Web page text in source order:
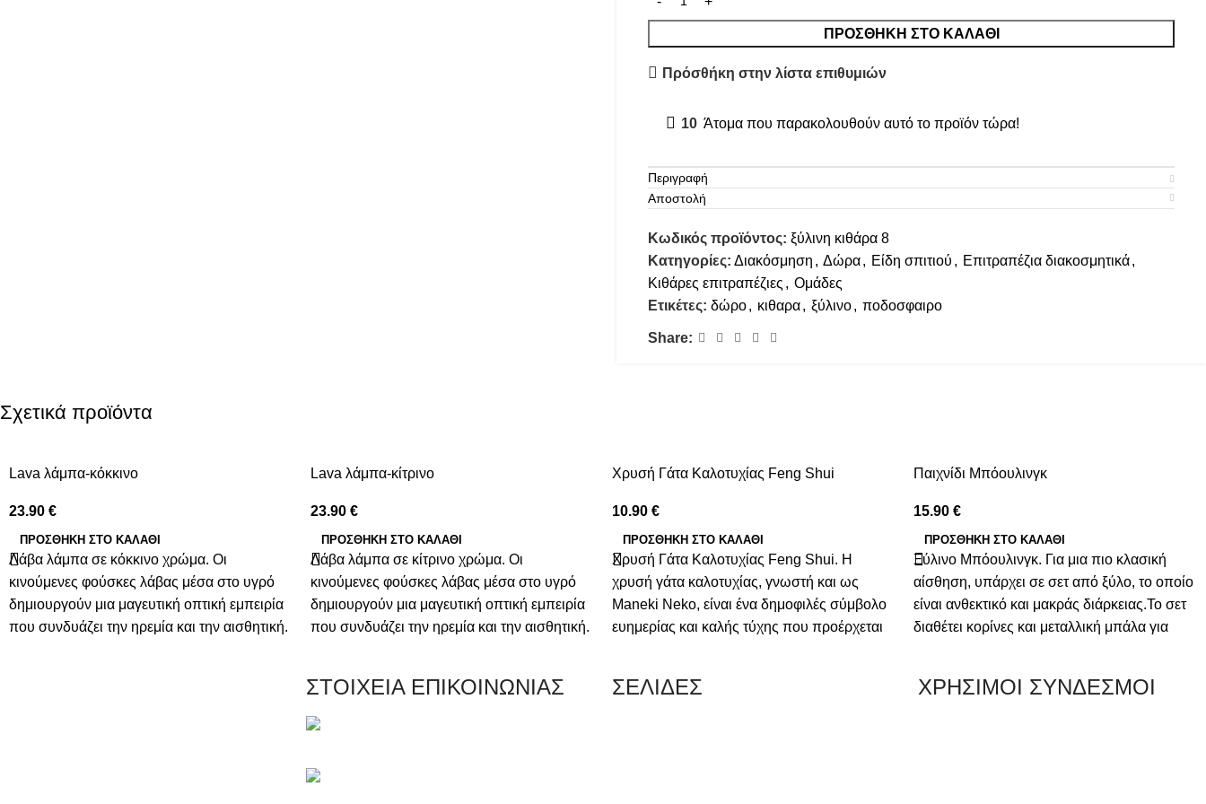
ΠΡΟΣΘΉΚΗ ΣΤΟ ΚΑΛΆΘΙ
Πρόσθήκη στην λίστα επιθυμιών
10 Άτομα που παρακολουθούν αυτό το προϊόν τώρα!
Περιγραφή
Αποστολή
Κωδικός προϊόντος: ξύλινη κιθάρα 8
Κατηγορίες: Διακόσμηση , Δώρα, Είδη σπιτιού , Επιτραπέζια διακοσμητικά,
Κιθάρες επιτραπέζιες , Ομάδες
Ετικέτες: δώρο, κιθαρα, ξύλινο, ποδοσφαιρο
Share:
Σχετικά προϊόντα
Lava λάμπα-κόκκινο
23.90 €
ΠΡΟΣΘΉΚΗ ΣΤΟ ΚΑΛΆΘΙ
Λάβα λάμπα σε κόκκινο χρώμα. Οι
κινούμενες φούσκες λάβας μέσα στο υγρό
δημιουργούν μια μαγευτική οπτική εμπειρία
που συνδυάζει την ηρεμία και την αισθητική.
Lava λάμπα-κίτρινο
23.90 €
ΠΡΟΣΘΉΚΗ ΣΤΟ ΚΑΛΆΘΙ
Λάβα λάμπα σε κίτρινο χρώμα. Οι
κινούμενες φούσκες λάβας μέσα στο υγρό
δημιουργούν μια μαγευτική οπτική εμπειρία
που συνδυάζει την ηρεμία και την αισθητική.
γραφείο ή οποιοδήποτε άλλο χώρο.
Χρυσή Γάτα Καλοτυχίας Feng Shui
10.90 €
ΠΡΟΣΘΉΚΗ ΣΤΟ ΚΑΛΆΘΙ
Χρυσή Γάτα Καλοτυχίας Feng Shui. Η
χρυσή γάτα καλοτυχίας, γνωστή και ως
Maneki Neko, είναι ένα δημοφιλές σύμβολο
ευημερίας και καλής τύχης που προέρχεται
Αυτή η γοητευτική γάτα με το σηκωμένο
Παιχνίδι Μπόουλινγκ
15.90 €
ΠΡΟΣΘΉΚΗ ΣΤΟ ΚΑΛΆΘΙ
Ξύλινο Μπόουλινγκ. Για μια πιο κλασική
αίσθηση, υπάρχει σε σετ από ξύλο, το οποίο
είναι ανθεκτικό και μακράς διάρκειας.Το σετ
διαθέτει κορίνες και μεταλλική μπάλα για
αλλά και μεγάλους,
ΣΤΟΙΧΕΙΑ ΕΠΙΚΟΙΝΩΝΙΑΣ ΣΕΛΙΔΕΣ ΧΡΗΣΙΜΟΙ ΣΥΝΔΕΣΜΟΙ